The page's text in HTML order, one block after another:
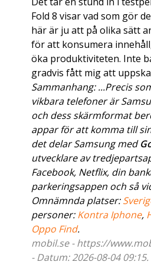
Fold 8 visar vad som gör
här är ju att på olika sätt
för att konsumera
öka produktiviteten. Inte
gradvis fått mig att
Sammanhang: ...Precis
vikbara telefoner är
och dess skärmformat
appar för att komma till
det delar Samsung med
utvecklare av
Facebook, Netflix, din
parkeringsappen och så
Omnämnda platser:
personer:Kontra Iphone,
Oppo Find.
mobil.se - https://
- Datum: 2026-08-04 09:15.